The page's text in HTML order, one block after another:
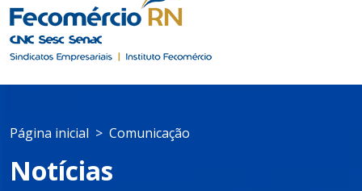
Página inicial Comunicação
Notícias